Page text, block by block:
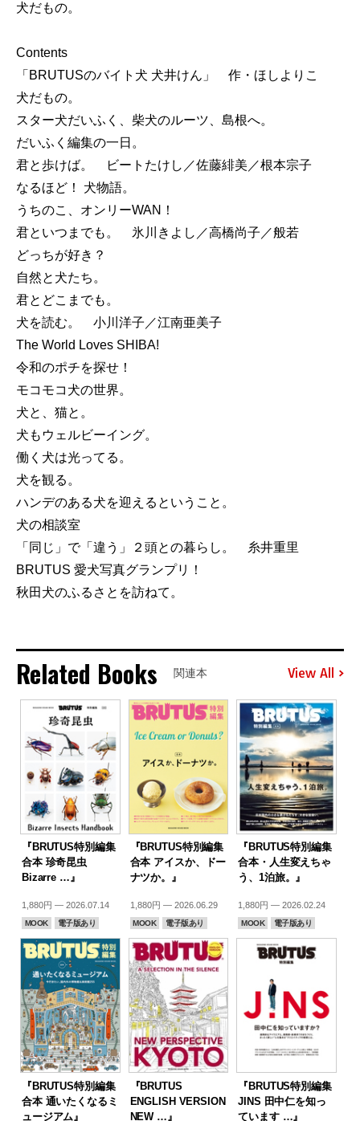
犬だもの。
Contents
「BRUTUSのバイト犬 犬井けん」 作・ほしよりこ
犬だもの。
スター犬だいふく、柴犬のルーツ、島根へ。
だいふく編集の一日。
君と歩けば。 ビートたけし／佐藤緋美／根本宗子
なるほど！ 犬物語。
うちのこ、オンリーWAN！
君といつまでも。 氷川きよし／高橋尚子／般若
どっちが好き？
自然と犬たち。
君とどこまでも。
犬を読む。 小川洋子／江南亜美子
The World Loves SHIBA!
令和のポチを探せ！
モコモコ犬の世界。
犬と、猫と。
犬もウェルビーイング。
働く犬は光ってる。
犬を観る。
ハンデのある犬を迎えるということ。
犬の相談室
「同じ」で「違う」２頭との暮らし。 糸井重里
BRUTUS 愛犬写真グランプリ！
秋田犬のふるさとを訪ねて。
Related Books 関連本 View All
『BRUTUS特別編集
合本 珍奇昆虫
Bizarre …』
1,880円 — 2026.07.14
MOOK 電子版あり
『BRUTUS特別編集
合本 アイスか、ドー
ナツか。』
1,880円 — 2026.06.29
MOOK 電子版あり
『BRUTUS特別編集
合本・人生変えちゃ
う、1泊旅。』
1,880円 — 2026.02.24
MOOK 電子版あり
『BRUTUS特別編集
合本 通いたくなるミ
ュージアム』
『BRUTUS
ENGLISH VERSION
NEW …』
『BRUTUS特別編集
JINS 田中仁を知っ
ています …』